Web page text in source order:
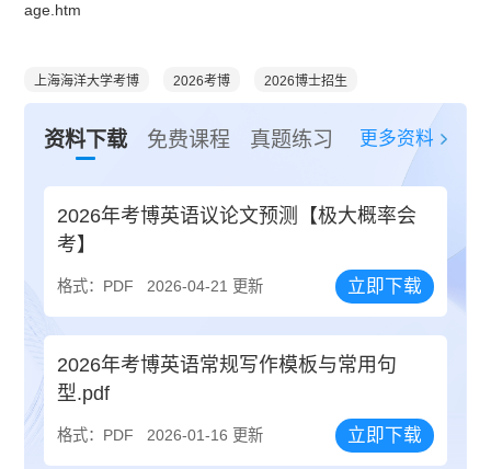
age.htm
上海海洋大学考博 2026考博 2026博士招生
资料下载 免费课程 真题练习 更多资料
2026年考博英语议论文预测【极大概率会
考】
格式：PDF 2026-04-21 更新 立即下载
2026年考博英语常规写作模板与常用句
型.pdf
格式：PDF 2026-01-16 更新 立即下载